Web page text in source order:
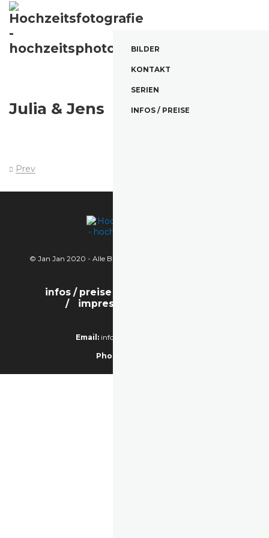
BILDER
KONTAKT
SERIEN
INFOS / PREISE
Julia & Jens
Prev
© Jan Jan 2020 - Alle Bilder sind urheberrechtlich geschützt.
infos / preise
impressum / datenschutz
Email: info@hochzeitsphoto.com
Phone: